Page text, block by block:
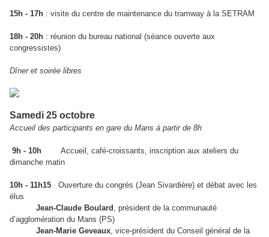
15h - 17h : visite du centre de maintenance du tramway à la SETRAM
18h - 20h : réunion du bureau national (séance ouverte aux
congressistes)
Dîner et soirée libres
Samedi 25 octobre
Accueil des participants en gare du Mans à partir de 8h
9h - 10h Accueil, café-croissants, inscription aux ateliers du
dimanche matin
10h - 11h15 Ouverture du congrès (Jean Sivardière) et débat avec les
élus
Jean-Claude Boulard , président de la communauté
d’agglomération du Mans (PS)
Jean-Marie Geveaux, vice-président du Conseil général de la